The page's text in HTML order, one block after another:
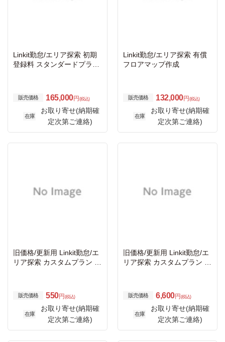
Linkit勤怠/エリア探索 初期
登録料 スタンダードプラン/
販売価格 165,000円 (税込)
在庫
お取り寄せ(納期確
定次第ご連絡)
Linkit勤怠/エリア探索 有償
フロアマップ作成
販売価格 132,000円 (税込)
在庫
お取り寄せ(納期確
定次第ご連絡)
旧価格/更新用 Linkit勤怠/エ
リア探索 カスタムプラン ユ
販売価格 550円 (税込)
在庫
お取り寄せ(納期確
定次第ご連絡)
旧価格/更新用 Linkit勤怠/エ
リア探索 カスタムプラン ユ
販売価格 6,600円 (税込)
在庫
お取り寄せ(納期確
定次第ご連絡)